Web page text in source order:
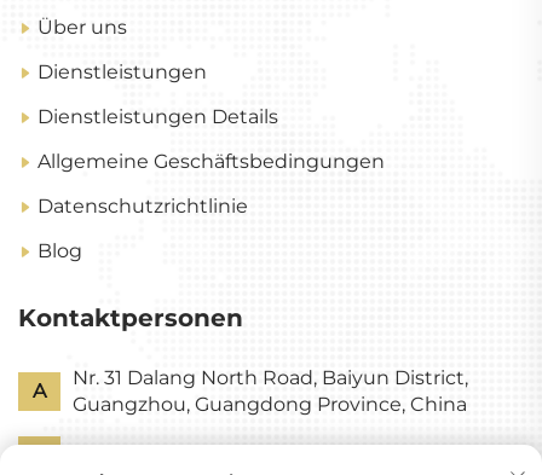
Über uns
Dienstleistungen
Dienstleistungen Details
Allgemeine Geschäftsbedingungen
Datenschutzrichtlinie
Blog
Kontaktpersonen
A
Nr. 31 Dalang North Road, Baiyun District,
Guangzhou, Guangdong Province, China